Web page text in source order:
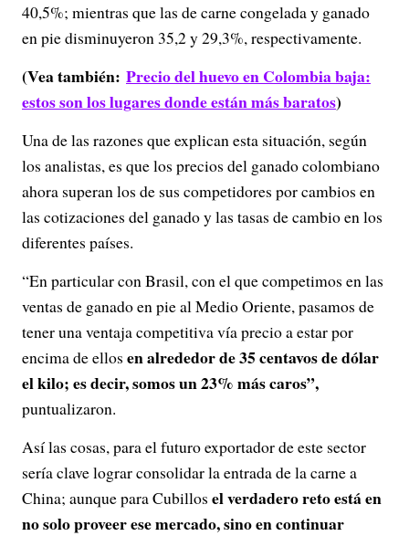
40,5%; mientras que las de carne congelada y ganado
en pie disminuyeron 35,2 y 29,3%, respectivamente.
(Vea también: Precio del huevo en Colombia baja:
estos son los lugares donde están más baratos)
Una de las razones que explican esta situación, según
los analistas, es que los precios del ganado colombiano
ahora superan los de sus competidores por cambios en
las cotizaciones del ganado y las tasas de cambio en los
diferentes países.
“En particular con Brasil, con el que competimos en las
ventas de ganado en pie al Medio Oriente, pasamos de
tener una ventaja competitiva vía precio a estar por
encima de ellos en alrededor de 35 centavos de dólar
el kilo; es decir, somos un 23% más caros”,
puntualizaron.
Así las cosas, para el futuro exportador de este sector
sería clave lograr consolidar la entrada de la carne a
China; aunque para Cubillos el verdadero reto está en
no solo proveer ese mercado, sino en continuar